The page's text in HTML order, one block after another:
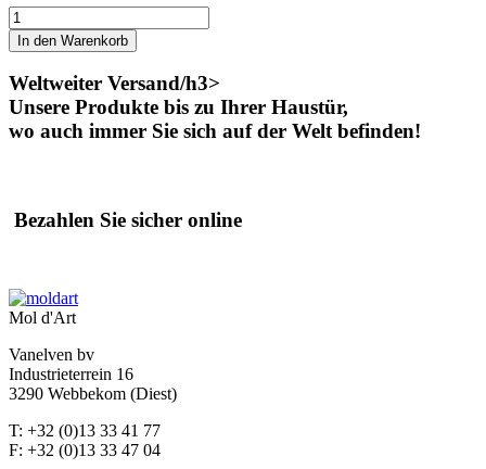
Hasen,
145
mm
Menge
In den Warenkorb
Weltweiter Versand/h3>
Unsere Produkte bis zu Ihrer Haustür,
wo auch immer Sie sich auf der Welt befinden!
Bezahlen Sie sicher online
Mol d'Art
Vanelven bv
Industrieterrein 16
3290 Webbekom (Diest)
T: +32 (0)13 33 41 77
F: +32 (0)13 33 47 04